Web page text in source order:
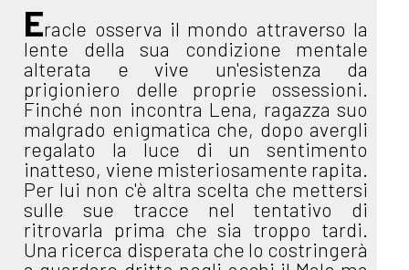
Eracle osserva il mondo attraverso la
lente della sua condizione mentale
alterata e vive un'esistenza da
prigioniero delle proprie ossessioni.
Finché non incontra Lena, ragazza suo
malgrado enigmatica che, dopo avergli
regalato la luce di un sentimento
inatteso, viene misteriosamente rapita.
Per lui non c'è altra scelta che mettersi
sulle sue tracce nel tentativo di
ritrovarla prima che sia troppo tardi.
Una ricerca disperata che lo costringerà